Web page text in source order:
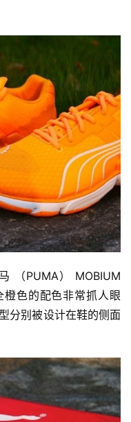
（PUMA） MOBIUM
橙色的配色非常抓人眼
分别被设计在鞋的侧面